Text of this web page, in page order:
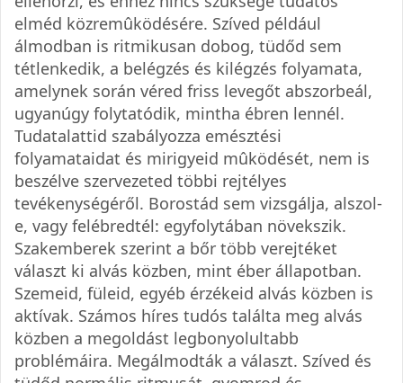
elméd közremûködésére. Szíved például
álmodban is ritmikusan dobog, tüdőd sem
tétlenkedik, a belégzés és kilégzés folyamata,
amelynek során véred friss levegőt abszorbeál,
ugyanúgy folytatódik, mintha ébren lennél.
Tudatalattid szabályozza emésztési
folyamataidat és mirigyeid mûködését, nem is
beszélve szervezeted többi rejtélyes
tevékenységéről. Borostád sem vizsgálja, alszol-
e, vagy felébredtél: egyfolytában növekszik.
Szakemberek szerint a bőr több verejtéket
választ ki alvás közben, mint éber állapotban.
Szemeid, füleid, egyéb érzékeid alvás közben is
aktívak. Számos híres tudós találta meg alvás
közben a megoldást legbonyolultabb
problémáira. Megálmodták a választ. Szíved és